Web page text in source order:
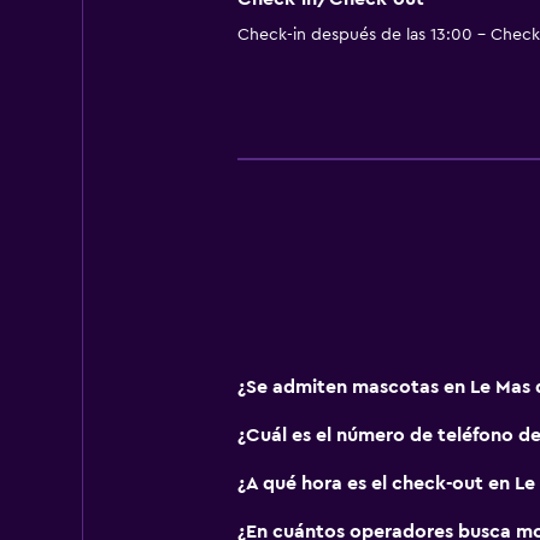
Accesibilidad y adecuación
Habitación
Check-in después de las 13:00 -
¿Se admiten mascotas en Le Mas
¿Cuál es el número de teléfono
¿A qué hora es el check-out en Le
¿En cuántos operadores busca